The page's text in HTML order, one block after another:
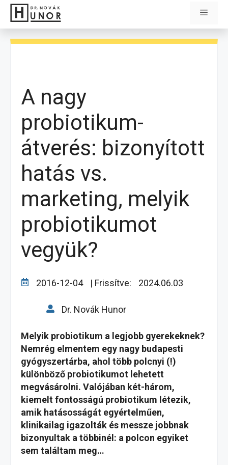
Kilépés
tartalomba
Menü
A nagy
probiotikum-
átverés: bizonyított
hatás vs.
marketing, melyik
probiotikumot
vegyük?
2016-12-04 | Frissítve: 2024.06.03
Dr. Novák Hunor
Melyik probiotikum a legjobb gyerekeknek?
Nemrég elmentem egy nagy budapesti
gyógyszertárba, ahol több polcnyi (!)
különböző probiotikumot lehetett
megvásárolni. Valójában két-három,
kiemelt fontosságú probiotikum létezik,
amik hatásosságát egyértelműen,
klinikailag igazolták és messze jobbnak
bizonyultak a többinél: a polcon egyiket
sem találtam meg…